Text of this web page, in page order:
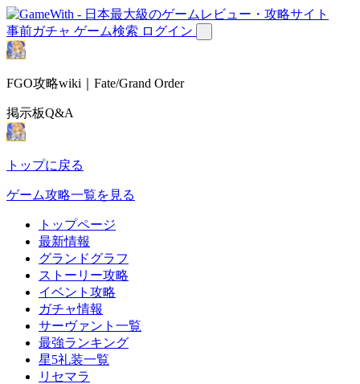
事前ガチャ ゲーム検索 ログイン
FGO攻略wiki｜Fate/Grand Order
掲示板Q&A
トップに戻る
ゲーム攻略一覧を見る
トップページ
最新情報
グランドグラフ
ストーリー攻略
イベント攻略
ガチャ情報
サーヴァント一覧
最強ランキング
星5礼装一覧
リセマラ